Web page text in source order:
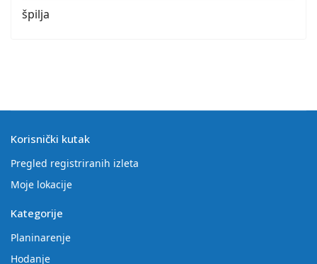
špilja
Korisnički kutak
Pregled registriranih izleta
Moje lokacije
Kategorije
Planinarenje
Hodanje